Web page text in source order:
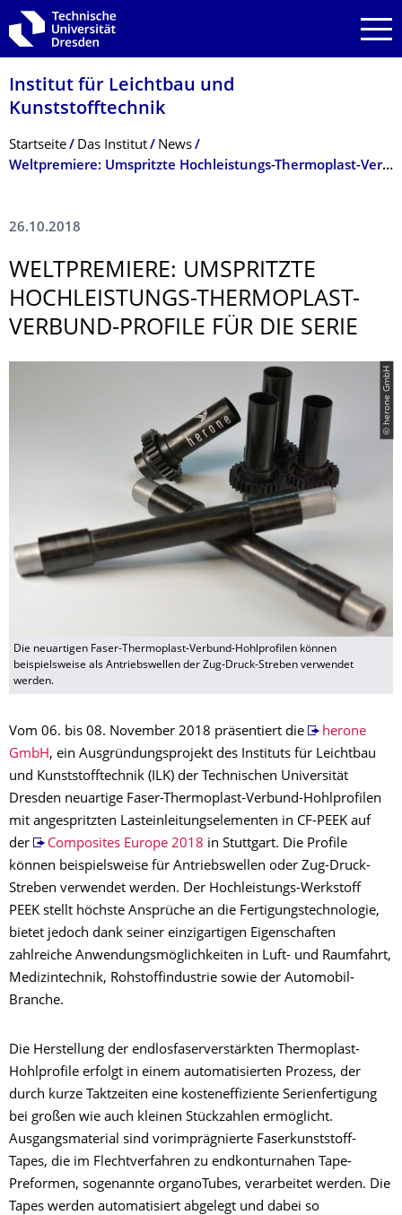
Zur Hauptnavigation springen
Zur Suche springen
Zum Inhalt springen
Institut für Leichtbau und
Kunststofftechnik
Breadcrumb-Menü
Startseite Das Institut
News
Weltpremiere: Umspritzte Hochleistungs-Thermoplast-Verbund-Profile für die Serie
26.10.2018
WELTPREMIERE: UMSPRITZTE
HOCHLEISTUNGS-THERMOPLAST-
VERBUND-PROFILE FÜR DIE SERIE
© herone GmbH
Die neuartigen Faser-Thermoplast-Verbund-Hohlprofilen können
beispielsweise als Antriebswellen der Zug-Druck-Streben verwendet
werden.
Vom 06. bis 08. November 2018 präsentiert die
herone
GmbH , ein Ausgründungsprojekt des Instituts für Leichtbau
und Kunststofftechnik (ILK) der Technischen Universität
Dresden neuartige Faser-Thermoplast-Verbund-Hohlprofilen
mit angespritzten Lasteinleitungselementen in CF-PEEK auf
der
Composites Europe 2018 in Stuttgart. Die Profile
können beispielsweise für Antriebswellen oder Zug-Druck-
Streben verwendet werden. Der Hochleistungs-Werkstoff
PEEK stellt höchste Ansprüche an die Fertigungstechnologie,
bietet jedoch dank seiner einzigartigen Eigenschaften
zahlreiche Anwendungsmöglichkeiten in Luft- und Raumfahrt,
Medizintechnik, Rohstoffindustrie sowie der Automobil-
Branche.
Die Herstellung der endlosfaserverstärkten Thermoplast-
Hohlprofile erfolgt in einem automatisierten Prozess, der
durch kurze Taktzeiten eine kosteneffiziente Serienfertigung
bei großen wie auch kleinen Stückzahlen ermöglicht.
Ausgangsmaterial sind vorimprägnierte Faserkunststoff-
Tapes, die im Flechtverfahren zu endkonturnahen Tape-
Preformen, sogenannte organoTubes, verarbeitet werden. Die
Tapes werden automatisiert abgelegt und dabei so